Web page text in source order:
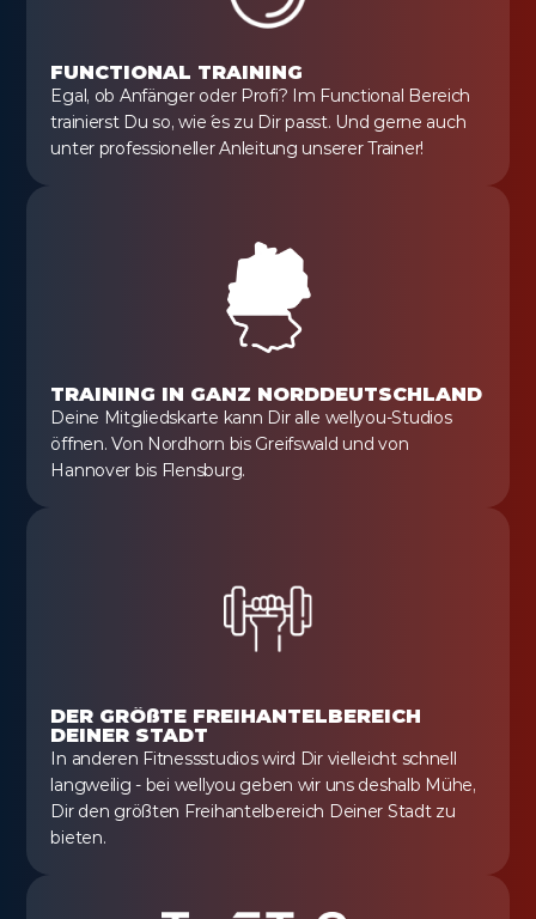
FUNCTIONAL TRAINING
Egal, ob Anfänger oder Profi? Im Functional Bereich
trainierst Du so, wie´ es zu Dir passt. Und gerne auch
unter professioneller Anleitung unserer Trainer!
TRAINING IN GANZ NORDDEUTSCHLAND
Deine Mitgliedskarte kann Dir alle wellyou-Studios
öffnen. Von Nordhorn bis Greifswald und von
Hannover bis Flensburg.
DER GRÖßTE FREIHANTELBEREICH
DEINER STADT
In anderen Fitnessstudios wird Dir vielleicht schnell
langweilig - bei wellyou geben wir uns deshalb Mühe,
Dir den größten Freihantelbereich Deiner Stadt zu
bieten.